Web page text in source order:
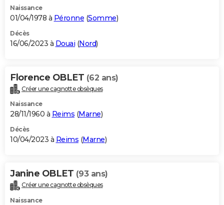
Naissance
01/04/1978 à Péronne (Somme)
Décès
16/06/2023 à Douai (Nord)
Florence OBLET (62 ans)
Créer une cagnotte obsèques
Naissance
28/11/1960 à Reims (Marne)
Décès
10/04/2023 à Reims (Marne)
Janine OBLET (93 ans)
Créer une cagnotte obsèques
Naissance